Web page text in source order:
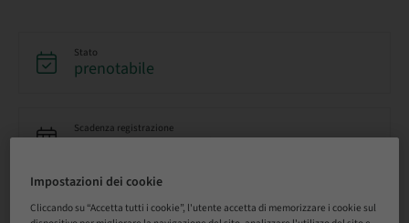
Stato
prenotabile
Scadenza registrazione
15. set 2026 (UTC+1)
Prezzo per partecipante (si applicano le imposte locali)
Impostazioni dei cookie
Cliccando su “Accetta tutti i cookie”, l'utente accetta di memorizzare i cookie sul